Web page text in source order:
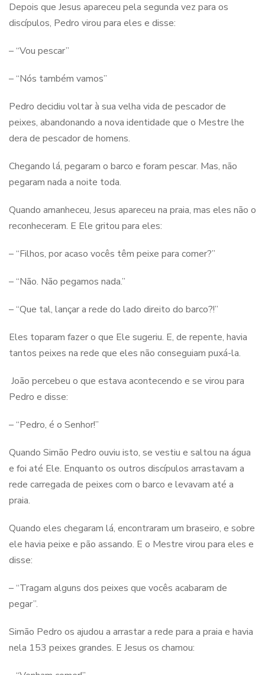
Depois que Jesus apareceu pela segunda vez para os
discípulos, Pedro virou para eles e disse:
– “Vou pescar”
– “Nós também vamos”
Pedro decidiu voltar à sua velha vida de pescador de
peixes, abandonando a nova identidade que o Mestre lhe
dera de pescador de homens.
Chegando lá, pegaram o barco e foram pescar. Mas, não
pegaram nada a noite toda.
Quando amanheceu, Jesus apareceu na praia, mas eles não o
reconheceram. E Ele gritou para eles:
– “Filhos, por acaso vocês têm peixe para comer?”
– “Não. Não pegamos nada.”
– “Que tal, lançar a rede do lado direito do barco?!”
Eles toparam fazer o que Ele sugeriu. E, de repente, havia
tantos peixes na rede que eles não conseguiam puxá-la.
João percebeu o que estava acontecendo e se virou para
Pedro e disse:
– “Pedro, é o Senhor!”
Quando Simão Pedro ouviu isto, se vestiu e saltou na água
e foi até Ele. Enquanto os outros discípulos arrastavam a
rede carregada de peixes com o barco e levavam até a
praia.
Quando eles chegaram lá, encontraram um braseiro, e sobre
ele havia peixe e pão assando. E o Mestre virou para eles e
disse:
– “Tragam alguns dos peixes que vocês acabaram de
pegar”.
Simão Pedro os ajudou a arrastar a rede para a praia e havia
nela 153 peixes grandes. E Jesus os chamou: